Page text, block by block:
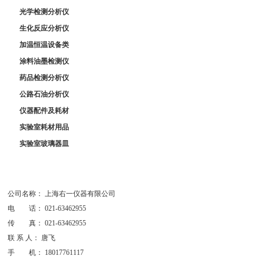
光学检测分析仪
生化反应分析仪
加温恒温设备类
涂料油墨检测仪
药品检测分析仪
公路石油分析仪
仪器配件及耗材
实验室耗材用品
实验室玻璃器皿
公司名称： 上海右一仪器有限公司
电 话： 021-63462955
传 真： 021-63462955
联 系 人： 唐飞
手 机： 18017761117